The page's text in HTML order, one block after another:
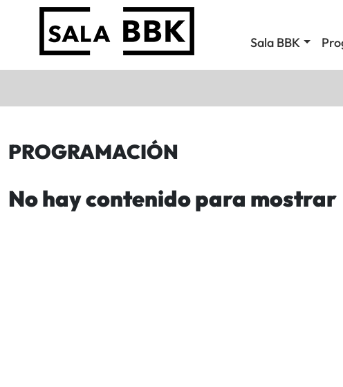
Sala BBK
PROGRAMACIÓN
No hay contenido para mostrar